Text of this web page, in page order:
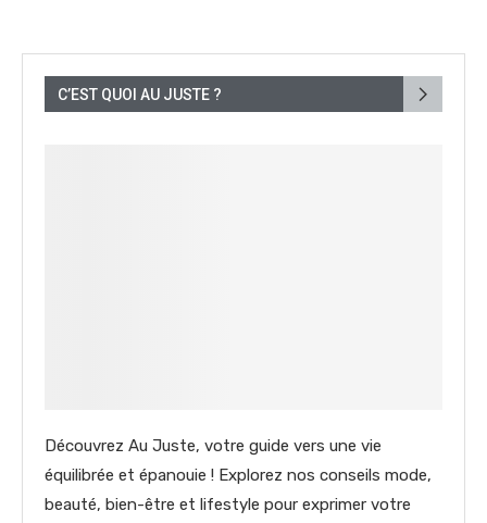
C’EST QUOI AU JUSTE ?
Découvrez Au Juste, votre guide vers une vie
équilibrée et épanouie ! Explorez nos conseils mode,
beauté, bien-être et lifestyle pour exprimer votre